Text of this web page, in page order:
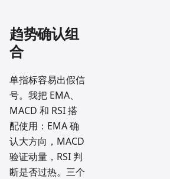
趋势确认组
合
单指标容易出假信
号。我把 EMA、
MACD 和 RSI 搭
配使用：EMA 确
认大方向，MACD
验证动量，RSI 判
断是否过热。三个